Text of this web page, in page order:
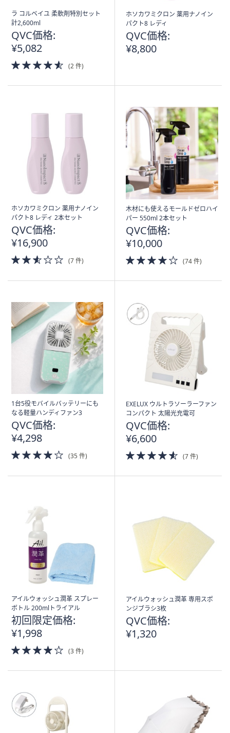
ラ コルベイユ 柔軟剤特別セット
計2,600ml
QVC価格:
¥5,082
4.5
of
(2 件)
ホソカワミクロン 薬用ナノイン
パクト8 レディ
QVC価格:
¥8,800
ホソカワミクロン 薬用ナノイン
パクト8 レディ 2本セット
QVC価格:
¥16,900
2.5
of
(7 件)
木材にも使えるモールドゼロハイ
パー 550ml 2本セット
QVC価格:
¥10,000
4.0
of
(74 件)
1台5役モバイルバッテリーにも
なる軽量ハンディファン3
QVC価格:
¥4,298
4.0
of
(35 件)
EXELUX ウルトラソーラーファン
コンパクト 太陽光充電可
QVC価格:
¥6,600
4.5
of
(7 件)
アイルウォッシュ潤革 スプレー
ボトル 200mlトライアル
初回限定価格:
¥1,998
4.0
of
(3 件)
アイルウォッシュ潤革 専用スポ
ンジブラシ3枚
QVC価格:
¥1,320